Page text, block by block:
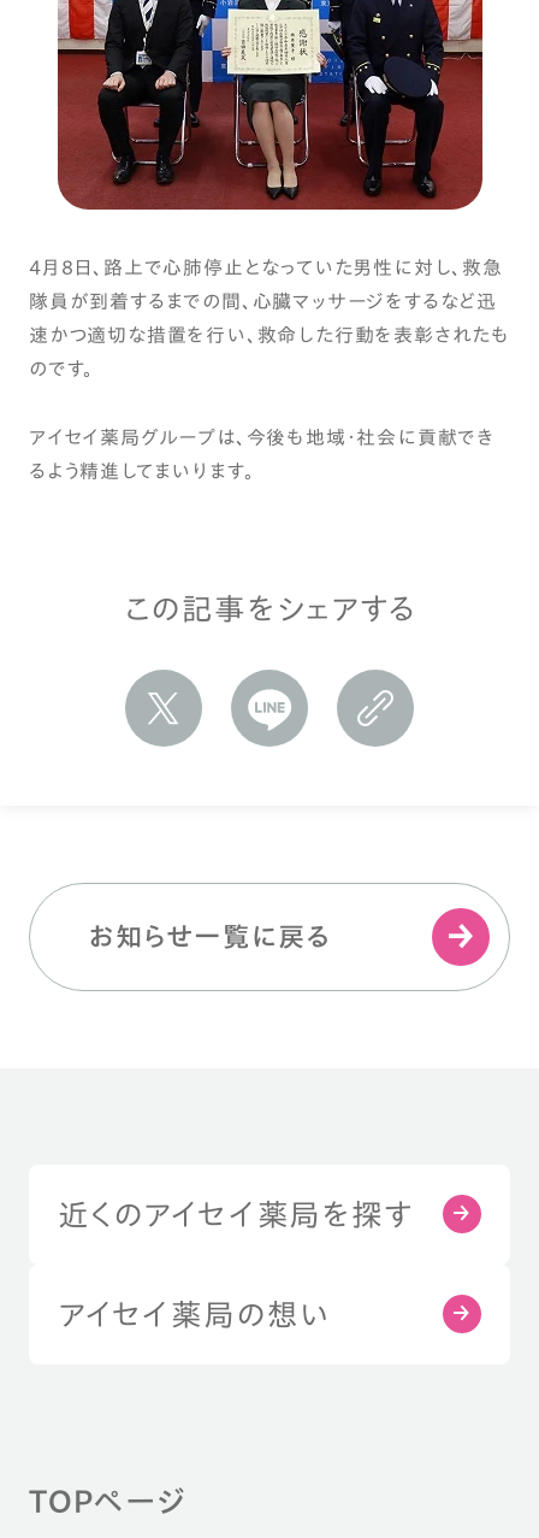
４月８日、路上で心肺停止となっていた男性に対し、救急
隊員が到着するまでの間、心臓マッサージをするなど迅
速かつ適切な措置を行い、救命した行動を表彰されたも
のです。
アイセイ薬局グループは、今後も地域・社会に貢献でき
るよう精進してまいります。
この記事をシェアする
お知らせ一覧に戻る
近くのアイセイ薬局を探す
アイセイ薬局の想い
TOPページ